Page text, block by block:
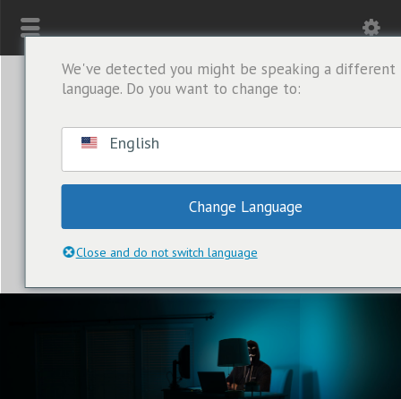
We've detected you might be speaking a different
language. Do you want to change to:
English
Change Language
Close and do not switch language